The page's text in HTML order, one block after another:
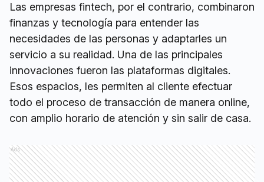
Las empresas fintech, por el contrario, combinaron
finanzas y tecnología para entender las
necesidades de las personas y adaptarles un
servicio a su realidad. Una de las principales
innovaciones fueron las plataformas digitales.
Esos espacios, les permiten al cliente efectuar
todo el proceso de transacción de manera online,
con amplio horario de atención y sin salir de casa.
Ads